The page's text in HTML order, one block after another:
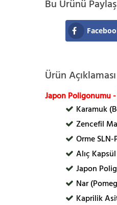
Bu Ürünü Paylaş
Ürün Açıklaması
Japon Poligonumu
Karamuk
Zencefil
Orme SLN-
Alıç Kapsül
Japon
Nar
Kaprilik